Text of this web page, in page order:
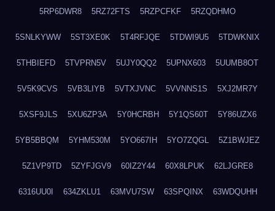
5RP6DWR8 5RZ72FTS 5RZPCFKF 5RZQDHMO
5SNLKYWW 5ST3XE0K 5T4RFJQE 5TDWI9U5 5TDWKNIX
5THBIEFD 5TVPRN5V 5UJY0QQ2 5UPNX603 5UUMB8OT
5V5K9CVS 5VB3LIYB 5VTXJVNC 5VVNNS1S 5XJ2MR7Y
5XSF9JLS 5XU6ZP3A 5Y0HCRBH 5Y1QS60T 5Y86UZX6
5YB5BBQM 5YHM530M 5YO667IH 5YO7ZQGL 5Z1BWJEZ
5Z1VP9TD 5ZYFJGV9 60IZ2Y44 60X8LPUK 62LJGRE8
6316UU0I 634ZKLU1 63MVU7SW 63SPQINX 63WDQUHH